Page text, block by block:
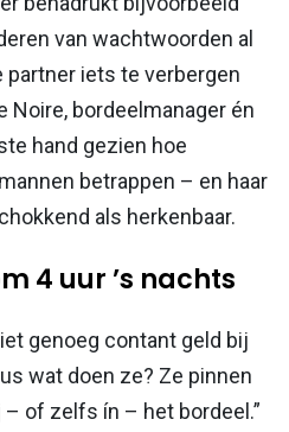
van wachtwoorden al
partner iets te verbergen
Noire, bordeelmanager én
hand gezien hoe
betrappen – en haar
als herkenbaar.
4 uur ’s nachts
genoeg contant geld bij
wat doen ze? Ze pinnen
of zelfs ín – het bordeel.”